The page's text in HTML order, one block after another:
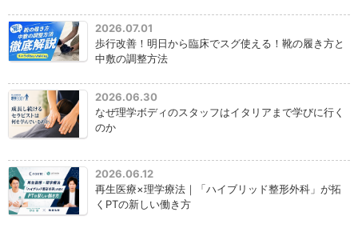
2026.07.01
歩行改善！明日から臨床でスグ使える！靴の履き方と
中敷の調整方法
2026.06.30
なぜ理学ボディのスタッフはイタリアまで学びに行く
のか
2026.06.12
再生医療×理学療法｜「ハイブリッド整形外科」が拓
くPTの新しい働き方